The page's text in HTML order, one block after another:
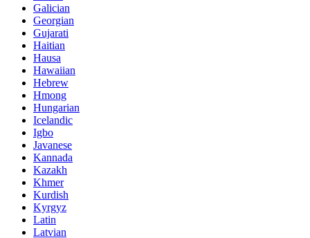
Galician
Georgian
Gujarati
Haitian
Hausa
Hawaiian
Hebrew
Hmong
Hungarian
Icelandic
Igbo
Javanese
Kannada
Kazakh
Khmer
Kurdish
Kyrgyz
Latin
Latvian